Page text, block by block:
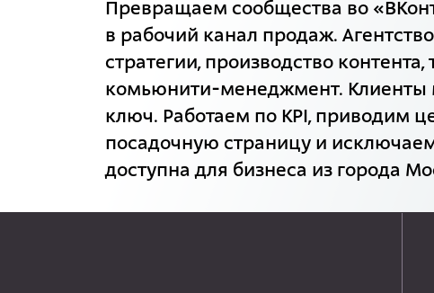
Превращаем сообщества во
в рабочий канал продаж.
стратегии, производство
комьюнити-менеджмент. Клиенты
ключ. Работаем по KPI, приводим
посадочную страницу и
доступна для бизнеса из города